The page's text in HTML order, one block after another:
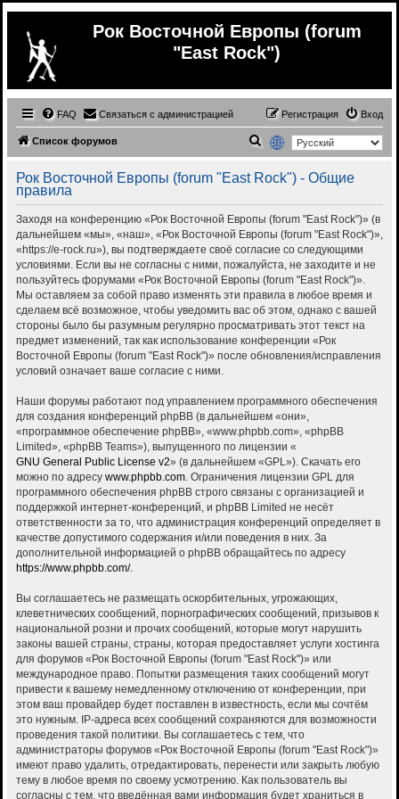
Рок Восточной Европы (forum
"East Rock")
FAQ Связаться с администрацией Вход
Регистрация
Список форумов
и
с
к
Рок Восточной Европы (forum "East Rock") - Общие
правила
Заходя на конференцию «Рок Восточной Европы (forum "East Rock")» (в
дальнейшем «мы», «наш», «Рок Восточной Европы (forum "East Rock")»,
«https://e-rock.ru»), вы подтверждаете своё согласие со следующими
условиями. Если вы не согласны с ними, пожалуйста, не заходите и не
пользуйтесь форумами «Рок Восточной Европы (forum "East Rock")».
Мы оставляем за собой право изменять эти правила в любое время и
сделаем всё возможное, чтобы уведомить вас об этом, однако с вашей
стороны было бы разумным регулярно просматривать этот текст на
предмет изменений, так как использование конференции «Рок
Восточной Европы (forum "East Rock")» после обновления/исправления
условий означает ваше согласие с ними.
Наши форумы работают под управлением программного обеспечения
для создания конференций phpBB (в дальнейшем «они»,
«программное обеспечение phpBB», «www.phpbb.com», «phpBB
Limited», «phpBB Teams»), выпущенного по лицензии «
GNU General Public License v2» (в дальнейшем «GPL»). Скачать его
можно по адресу www.phpbb.com. Ограничения лицензии GPL для
программного обеспечения phpBB строго связаны с организацией и
поддержкой интернет-конференций, и phpBB Limited не несёт
ответственности за то, что администрация конференций определяет в
качестве допустимого содержания и/или поведения в них. За
дополнительной информацией о phpBB обращайтесь по адресу
https://www.phpbb.com/.
Вы соглашаетесь не размещать оскорбительных, угрожающих,
клеветнических сообщений, порнографических сообщений, призывов к
национальной розни и прочих сообщений, которые могут нарушить
законы вашей страны, страны, которая предоставляет услуги хостинга
для форумов «Рок Восточной Европы (forum "East Rock")» или
международное право. Попытки размещения таких сообщений могут
привести к вашему немедленному отключению от конференции, при
этом ваш провайдер будет поставлен в известность, если мы сочтём
это нужным. IP-адреса всех сообщений сохраняются для возможности
проведения такой политики. Вы соглашаетесь с тем, что
администраторы форумов «Рок Восточной Европы (forum "East Rock")»
имеют право удалить, отредактировать, перенести или закрыть любую
тему в любое время по своему усмотрению. Как пользователь вы
согласны с тем, что введённая вами информация будет храниться в